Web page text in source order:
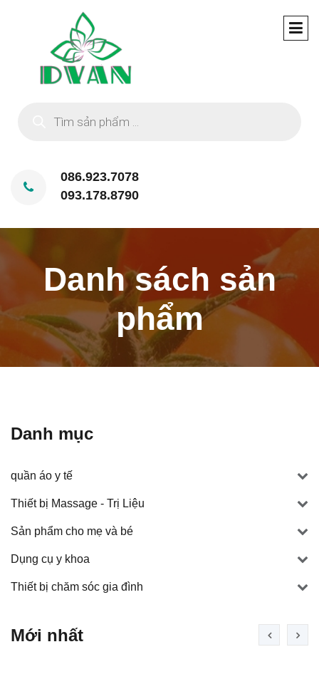
086.923.7078
093.178.8790
Danh sách sản
phẩm
Danh mục
quần áo y tế
Thiết bị Massage - Trị Liệu
Sản phẩm cho mẹ và bé
Dụng cụ y khoa
Thiết bị chăm sóc gia đình
Mới nhất